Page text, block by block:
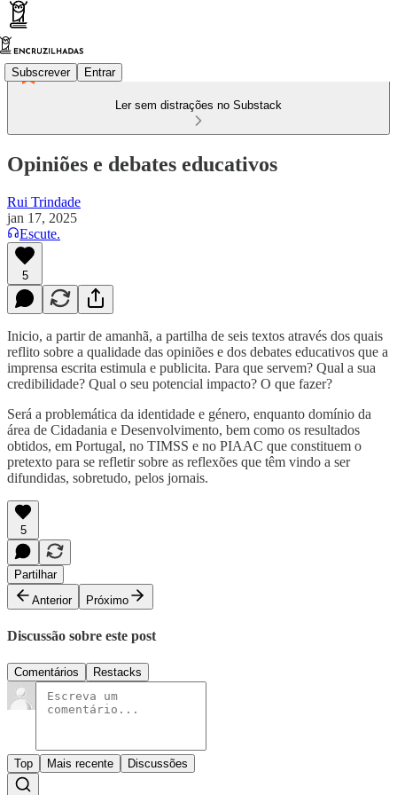
Subscrever Entrar
Ler sem distrações no Substack
Opiniões e debates educativos
Rui Trindade
jan 17, 2025
Escute.
5
Inicio, a partir de amanhã, a partilha de seis textos através dos quais
reflito sobre a qualidade das opiniões e dos debates educativos que a
imprensa escrita estimula e publicita. Para que servem? Qual a sua
credibilidade? Qual o seu potencial impacto? O que fazer?
Será a problemática da identidade e género, enquanto domínio da
área de Cidadania e Desenvolvimento, bem como os resultados
obtidos, em Portugal, no TIMSS e no PIAAC que constituem o
pretexto para se refletir sobre as reflexões que têm vindo a ser
difundidas, sobretudo, pelos jornais.
5
Partilhar
Anterior
Próximo
Discussão sobre este post
Comentários Restacks
Top Mais recente Discussões